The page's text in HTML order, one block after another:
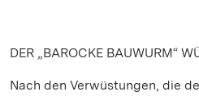
DER „BAROCKE BAUWURM“
Nach den Verwüstungen, die